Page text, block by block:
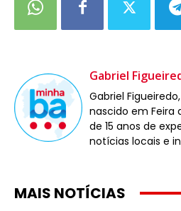
Gabriel
Gabriel
nascido em Feira
de 15 anos de
notícias locais e
MAIS NOTÍCIAS